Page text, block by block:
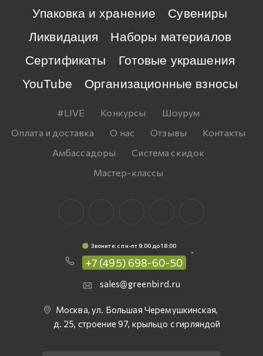
Упаковка и хранение
Сувениры
Ликвидация
Наборы материалов
Сертификаты
Готовые украшения
YouTube
Организационные взносы
#LIVE Конкурсы
Шоурум
Оплата и доставка
О нас Отзывы
Контакты
Амбассадоры
Система скидок
Мастер-классы
Звоните: c пн-пт 9:00 до 18:00
+7 (495) 698-60-50
sales@greenbird.ru
Москва, ул. Большая Черемушкинская,
д. 25, строение 97, крыльцо с гирляндой